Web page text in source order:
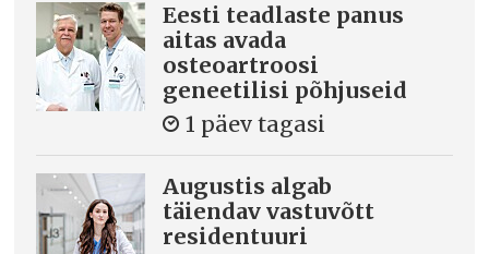
Eesti teadlaste panus
aitas avada
osteoartroosi
geneetilisi põhjuseid
1 päev tagasi
Augustis algab
täiendav vastuvõtt
residentuuri